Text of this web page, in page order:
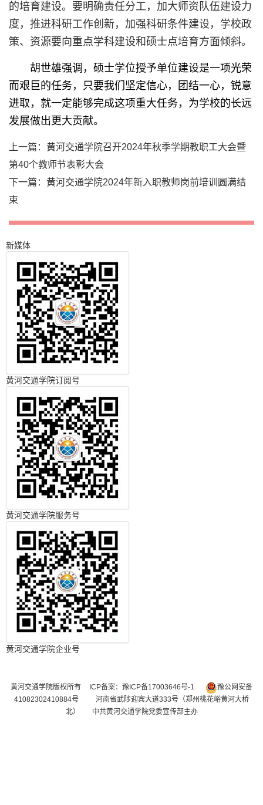
的培育建设。要明确责任分工，加大师资队伍建设力
度，推进科研工作创新，加强科研条件建设，学校政
策、资源要向重点学科建设和硕士点培育方面倾斜。
胡世雄强调，硕士学位授予单位建设是一项光荣
而艰巨的任务，只要我们坚定信心，团结一心，锐意
进取，就一定能够完成这项重大任务，为学校的长远
发展做出更大贡献。
上一篇： 黄河交通学院召开2024年秋季学期教职工大会暨
第40个教师节表彰大会
下一篇： 黄河交通学院2024年新入职教师岗前培训圆满结
束
新媒体
黄河交通学院订阅号
黄河交通学院服务号
黄河交通学院企业号
黄河交通学院版权所有 ICP备案：豫ICP备17003646号-1
豫公网安备
41082302410884号
河南省武陟迎宾大道333号（郑州桃花峪黄河大桥
北） 中共黄河交通学院党委宣传部主办